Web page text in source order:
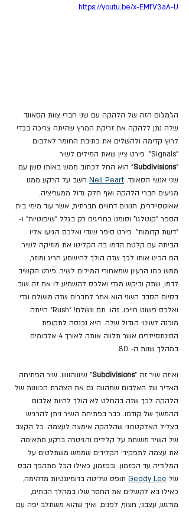
https://youtu.be/x-EMfV3aA-U
הג'מג'ום הזה של הלהקה עם שני חברי צוות הסאונד
שלה נתן ללהקה את זריקת המרץ שהיתה צריכה בכדי
לרוץ קדימה ולהשלים את כתיבת החומר לאלבום
"Signals". פירט ציין שאת המילים לשיר
"
Subdivisions" הוא החל לכתוב ממש באותו סשן עם
שני אנשי הסאונד. Neil Peart חשב על הרקע ממנו
מגיעים חברי הלהקה ואף חלק גדול ממעריציה.
אאוטסיידרים, חנונים דחויים חברתית, אשר עוד מימי בית
הספר "קוטלגו" וסומנו כחריגים רק בגלל "שיפוטיות" ו-
"דעות קדומות". פירט סיפר שגדי ואלכס הגיעו אליו
הביתה עם קלטת הדמו בה הקליטו את מוזיקה לשיר.
הם הכינו אותו לכך שזה הולך להישמע חריג ומוזר,
ממש כמו הרעיון שמאחורי המילים לשיר. פירט הקשיב
לדמו, שתק וביקש מגדי ואלכס להשמיע לו את זה שוב.
בסיום הסבב השני הוא אמר לחברים שזה מושלם וגדי
ואלכס פשוט חייכו. זהו. תם ונשלם! "Rush" הייתה
מוכנה לשינוי הגדול שלה. היא נכנסה לתקופת
הסינתסייזרים אשר תלווה אותה לאורך 4 אלבומים
במהלך שנות ה- 80.
ואיזה שיר זה "Subdivisions" שיוווהווווו. שיר הפתיחה
האדיר של האלבום שמהווה גם את הצהרת הכוונות של
הלהקה לכך שזה בהחלט לא הולך להיות אלבום
ההמשך של קודמו. כבר בפתיחת השיר ניתן להרגיש
בצליל האלקטרוני שהלהקה אימצה לעצמה. כל הקצב
של השיר מושתת על קלידים והגיטרה ברקע מתאימה
את עצמה לתפקידי הקלידים שממש משתלטים על
המלודיה עד הפזמון. ובפזמון, כאילו הכל מתהפך הבס
של Geddy Lee תופס שליטה בדומיננטיות מדהימה,
כאילו בא להשלים את החסר שלו במהלך הבתים,
מודגש, עצבני, חצוף, לפנים, ואיך שהוא משתלב יפה עם